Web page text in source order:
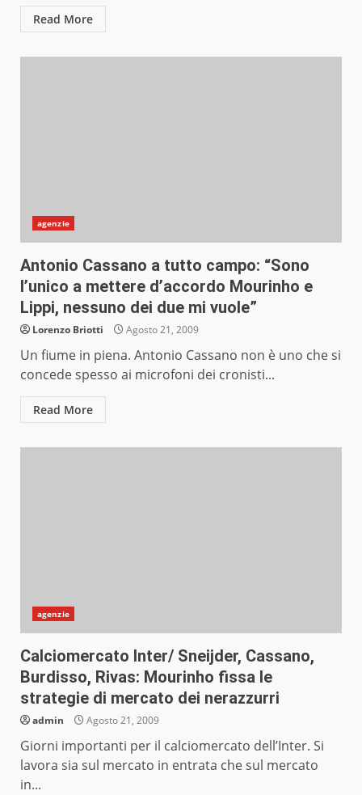
Read More
agenzie
Antonio Cassano a tutto campo: “Sono
l’unico a mettere d’accordo Mourinho e
Lippi, nessuno dei due mi vuole”
Lorenzo Briotti Agosto 21, 2009
Un fiume in piena. Antonio Cassano non è uno che si
concede spesso ai microfoni dei cronisti...
Read More
agenzie
Calciomercato Inter/ Sneijder, Cassano,
Burdisso, Rivas: Mourinho fissa le
strategie di mercato dei nerazzurri
admin Agosto 21, 2009
Giorni importanti per il calciomercato dell’Inter. Si
lavora sia sul mercato in entrata che sul mercato
in...